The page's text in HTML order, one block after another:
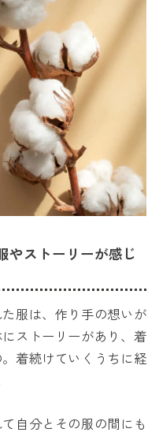
やストーリーが感じ
服は、作り手の想いが
ストーリーがあり、着
着続けていくうちに経
自分とその服の間にも